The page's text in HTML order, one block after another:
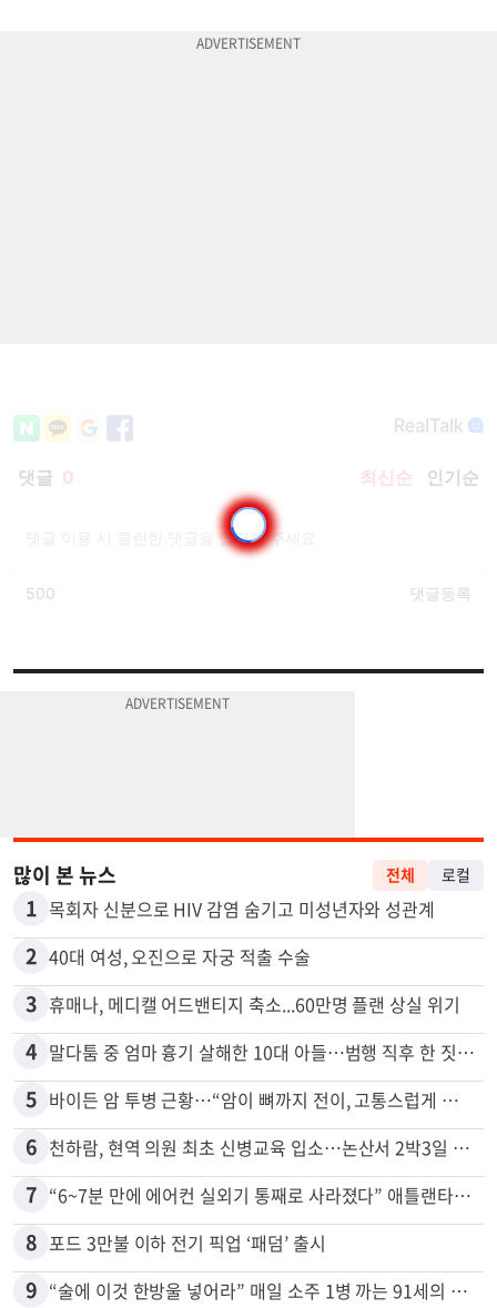
많이 본 뉴스
1 목회자 신분으로 HIV 감염 숨기고 미성년자와 성관계
2 40대 여성, 오진으로 자궁 적출 수술
3 휴매나, 메디캘 어드밴티지 축소...60만명 플랜 상실 위기
4 말다툼 중 엄마 흉기 살해한 10대 아들…범행 직후 한 짓 충격
5 바이든 암 투병 근황…“암이 뼈까지 전이, 고통스럽게 투병 중”
6 천하람, 현역 의원 최초 신병교육 입소…논산서 2박3일 생활
7
8 포드 3만불 이하 전기 픽업 ‘패덤’ 출시